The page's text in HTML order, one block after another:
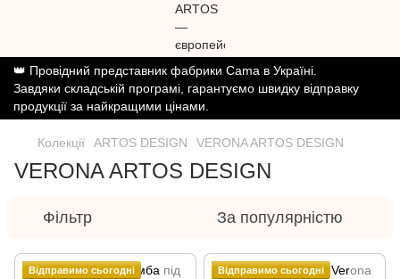
👑 Провідний представник фабрики Cama в Україні.
Завдяки складській програмі, гарантуємо швидку відправку
продукції за найкращими цінами.
Колекції ARTOS DESIGN VERONA ARTOS DESIGN
VERONA ARTOS DESIGN
Фільтр За популярністю
Відправимо сьогодні Відправимо сьогодні